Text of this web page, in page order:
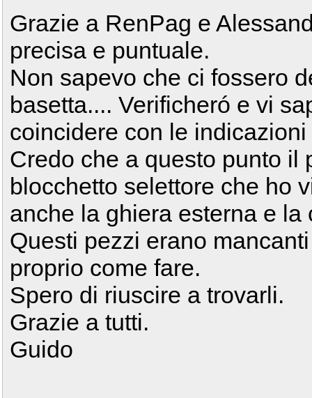
Grazie a RenPag e
precisa e puntuale.
Non sapevo che ci fossero
basetta.... Verificheró e vi
coincidere con le
Credo che a questo punto il
blocchetto selettore che ho
anche la ghiera esterna e la
Questi pezzi erano
proprio come fare.
Spero di riuscire a trovarli.
Grazie a tutti.
Guido